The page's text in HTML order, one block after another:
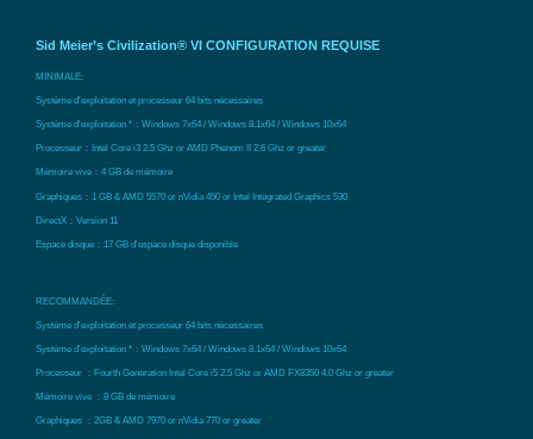
Sid Meier’s Civilization® VI CONFIGURATION REQUISE
MINIMALE:
Système d'exploitation et processeur 64 bits nécessaires
Système d'exploitation *：Windows 7x64 / Windows 8.1x64 / Windows 10x64
Processeur：Intel Core i3 2.5 Ghz or AMD Phenom II 2.6 Ghz or greater
Mémoire vive：4 GB de mémoire
Graphiques：1 GB & AMD 5570 or nVidia 450 or Intel Integrated Graphics 530
DirectX：Version 11
Espace disque：17 GB d'espace disque disponible
RECOMMANDÉE:
Système d'exploitation et processeur 64 bits nécessaires
Système d'exploitation *：Windows 7x64 / Windows 8.1x64 / Windows 10x64
Processeur ：Fourth Generation Intel Core i5 2.5 Ghz or AMD FX8350 4.0 Ghz or greater
Mémoire vive ：8 GB de mémoire
Graphiques ：2GB & AMD 7970 or nVidia 770 or greater